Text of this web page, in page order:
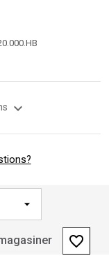
expand_more
favorite_border